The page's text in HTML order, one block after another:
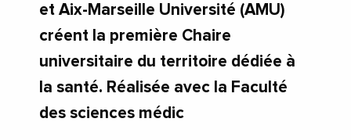
et Aix-Marseille Université (AMU)
créent la première Chaire
universitaire du territoire dédiée à
la santé. Réalisée avec la Faculté
des sciences médic